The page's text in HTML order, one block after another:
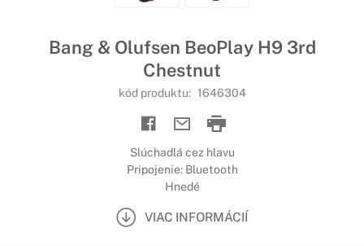
Bang & Olufsen BeoPlay H9 3rd
Chestnut
kód produktu: 1646304
Slúchadlá cez hlavu
Pripojenie: Bluetooth
Hnedé
VIAC INFORMÁCIÍ